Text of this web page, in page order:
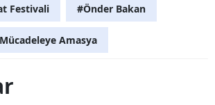
Festivali #Önder Bakan
Amasya